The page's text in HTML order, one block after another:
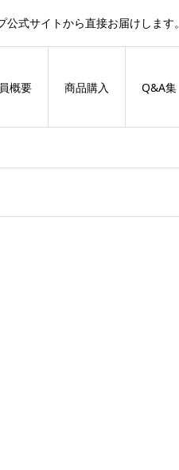
式サイトから直接お届けします。
概要 商品購入 Q&A集